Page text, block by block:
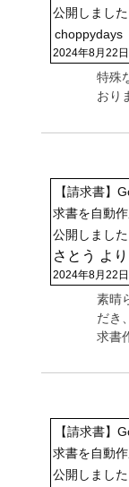
公開しまし
choppydays
2024年8月22日
特殊
おり
【請求書】
求書を自動
公開しまし
さとう より
2024年8月22日
素晴
だき
求書
【請求書】
求書を自動
公開しまし